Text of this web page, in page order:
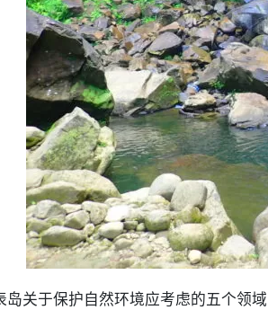
岛关于保护自然环境应考虑的五个领域